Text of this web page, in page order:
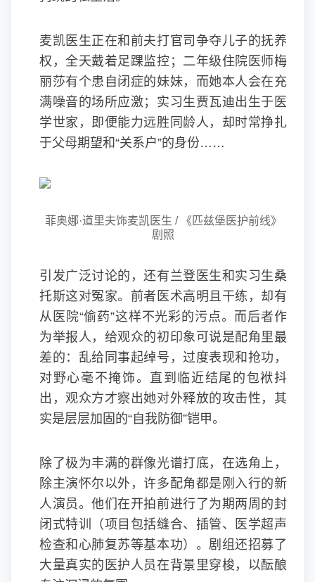
麦凯医生正在和前夫打官司争夺儿子的抚养
权，全天戴着足踝监控；二年级住院医师梅
丽莎有个患自闭症的妹妹，而她本人会在充
满噪音的场所应激；实习生贾瓦迪出生于医
学世家，即便能力远胜同龄人，却时常挣扎
于父母期望和“关系户”的身份……
菲奥娜·道里夫饰麦凯医生 / 《匹兹堡医护前线》
剧照
引发广泛讨论的，还有兰登医生和实习生桑
托斯这对冤家。前者医术高明且干练，却有
从医院“偷药”这样不光彩的污点。而后者作
为举报人，给观众的初印象可说是配角里最
差的：乱给同事起绰号，过度表现和抢功，
对野心毫不掩饰。直到临近结尾的包袱抖
出，观众方才察出她对外释放的攻击性，其
实是层层加固的“自我防御”铠甲。
除了极为丰满的群像光谱打底，在选角上，
除主演怀尔以外，许多配角都是刚入行的新
人演员。他们在开拍前进行了为期两周的封
闭式特训（项目包括缝合、插管、医学超声
检查和心肺复苏等基本功）。剧组还招募了
大量真实的医护人员在背景里穿梭，以酝酿